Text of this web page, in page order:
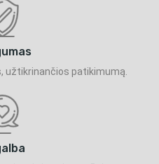
užtikrinančios patikimumą.